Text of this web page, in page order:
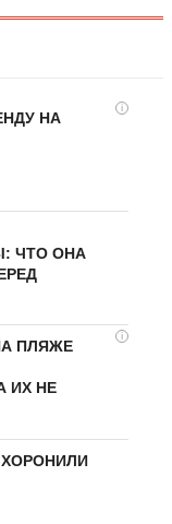
i
НА
ЧТО ОНА
i
ПЛЯЖЕ
ИХ НЕ